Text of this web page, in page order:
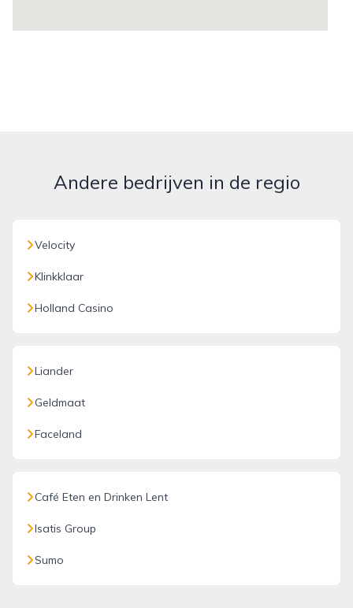
Andere bedrijven in de regio
Velocity
Klinkklaar
Holland Casino
Liander
Geldmaat
Faceland
Café Eten en Drinken Lent
Isatis Group
Sumo